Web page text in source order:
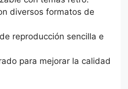
diversos formatos de
reproducción sencilla e
para mejorar la calidad